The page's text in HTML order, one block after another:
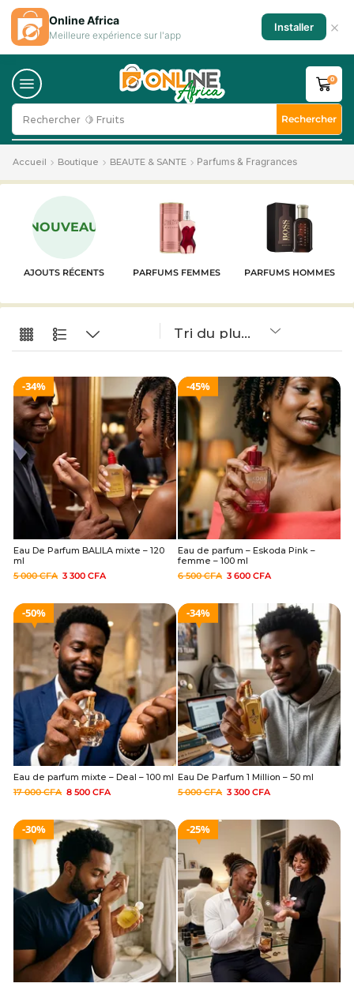
Rechercher 🥛 Milk Rechercher
0
Accueil Boutique BEAUTE & SANTE Parfums & Fragrances
NOUVEAU
AJOUTS RÉCENTS PARFUMS FEMMES PARFUMS HOMMES
34%
Eau De Parfum BALILA mixte – 120
ml
5 000CFA 3 300 CFA
45%
Eau de parfum – Eskoda Pink –
femme – 100 ml
6 500CFA 3 600 CFA
50%
Eau de parfum mixte – Deal – 100 ml
17 000CFA 8 500 CFA
34%
Eau De Parfum 1 Million – 50 ml
5 000CFA 3 300 CFA
30% 25%
Online Africa
Meilleure expérience sur l'app
Installer ×